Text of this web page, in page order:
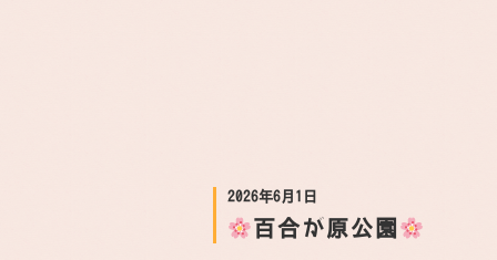
2026年6月1日
百合が原公園